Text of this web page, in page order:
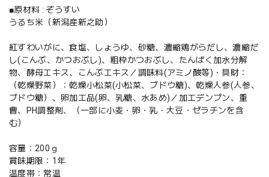
■原材料 : ぞうすい
うるち米（新潟産新之助）
紅すわいがに、食塩、しょうゆ、砂糖、濃縮鶏がらだし、濃縮だ
し(こんぶ、かつおぶし)、粗枠かつおぶし、たんぱく加水分解
物、酵母エキス、こんぶエキス／調味料(アミノ酸等)・具財：
（乾燥野菜）：乾燥小松菜(小松菜、ブドウ糖)、乾燥人参(人参、
ブドウ糖）、卵加工品(卵、乳糖、水あめ)／加工デンプン、重
曹、PH調整剤、（一部に小麦・卵・乳・大豆・ゼラチンを含
む）
容量：200ｇ
賞味期限：1年
温度帯：常温